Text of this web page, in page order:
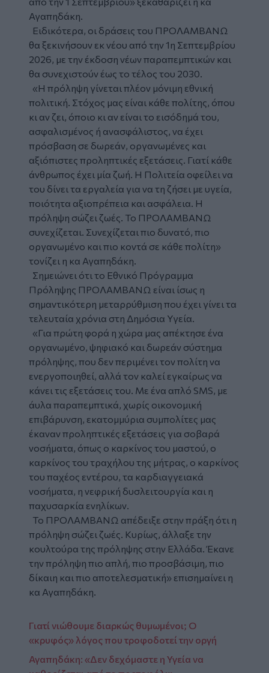
Αγαπηδάκη.
Ειδικότερα, οι δράσεις του ΠΡΟΛΑΜΒΑΝΩ
θα ξεκινήσουν εκ νέου από την 1η Σεπτεμβρίου
2026, με την έκδοση νέων παραπεμπτικών και
θα συνεχιστούν έως το τέλος του 2030.
«Η πρόληψη γίνεται πλέον μόνιμη εθνική
πολιτική. Στόχος μας είναι κάθε πολίτης, όπου
κι αν ζει, όποιο κι αν είναι το εισόδημά του,
ασφαλισμένος ή ανασφάλιστος, να έχει
πρόσβαση σε δωρεάν, οργανωμένες και
αξιόπιστες προληπτικές εξετάσεις. Γιατί κάθε
άνθρωπος έχει μία ζωή. Η Πολιτεία οφείλει να
του δίνει τα εργαλεία για να τη ζήσει με υγεία,
ποιότητα αξιοπρέπεια και ασφάλεια. Η
πρόληψη σώζει ζωές. Το ΠΡΟΛΑΜΒΑΝΩ
συνεχίζεται. Συνεχίζεται πιο δυνατό, πιο
οργανωμένο και πιο κοντά σε κάθε πολίτη»
τονίζει η κα Αγαπηδάκη.
Σημειώνει ότι το Εθνικό Πρόγραμμα
Πρόληψης ΠΡΟΛΑΜΒΑΝΩ είναι ίσως η
σημαντικότερη μεταρρύθμιση που έχει γίνει τα
τελευταία χρόνια στη Δημόσια Υγεία.
«Για πρώτη φορά η χώρα μας απέκτησε ένα
οργανωμένο, ψηφιακό και δωρεάν σύστημα
πρόληψης, που δεν περιμένει τον πολίτη να
ενεργοποιηθεί, αλλά τον καλεί εγκαίρως να
κάνει τις εξετάσεις του. Με ένα απλό SMS, με
άυλα παραπεμπτικά, χωρίς οικονομική
επιβάρυνση, εκατομμύρια συμπολίτες μας
έκαναν προληπτικές εξετάσεις για σοβαρά
νοσήματα, όπως ο καρκίνος του μαστού, ο
καρκίνος του τραχήλου της μήτρας, ο καρκίνος
του παχέος εντέρου, τα καρδιαγγειακά
νοσήματα, η νεφρική δυσλειτουργία και η
παχυσαρκία ενηλίκων.
Το ΠΡΟΛΑΜΒΑΝΩ απέδειξε στην πράξη ότι η
πρόληψη σώζει ζωές. Κυρίως, άλλαξε την
κουλτούρα της πρόληψης στην Ελλάδα. Έκανε
την πρόληψη πιο απλή, πιο προσβάσιμη, πιο
δίκαιη και πιο αποτελεσματική» επισημαίνει η
κα Αγαπηδάκη.
Γιατί νιώθουμε διαρκώς θυμωμένοι; Ο
«κρυφός» λόγος που τροφοδοτεί την οργή
Αγαπηδάκη: «Δεν δεχόμαστε η Υγεία να